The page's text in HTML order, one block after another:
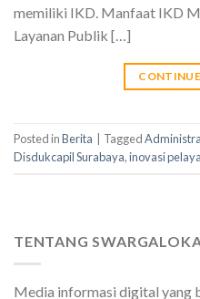
memiliki IKD. Manfaat IKD
Layanan Publik […]
Posted inBerita Tagged
Disdukcapil Surabaya,inovasi
TENTANG
Media informasi digital yang